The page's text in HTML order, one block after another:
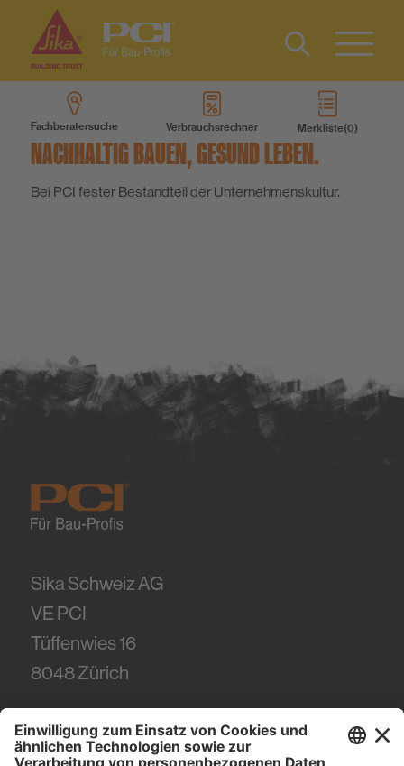
Produkte
Produktsysteme
Über uns
Type 2 or
more
characters
for results.
Fachberatersuche Verbrauchsrechner Merkliste
Kontakt
IT
FR
NACHHALTIG BAUEN, GESUND LEBEN.
Bei PCI fester Bestandteil der Unternehmenskultur.
Sika Schweiz AG
VE PCI
Tüffenwies 16
8048Zürich